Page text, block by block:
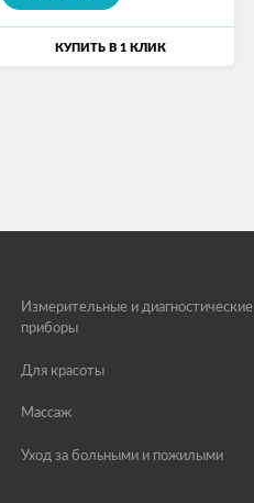
КУПИТЬ В 1 КЛИК
Измерительные и диагностические
приборы
Для красоты
Массаж
Уход за больными и пожилыми